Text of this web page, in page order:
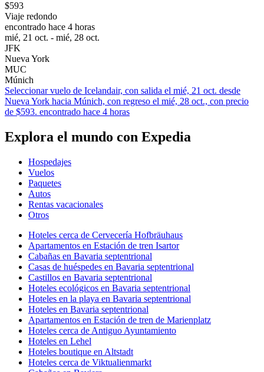
$593
Viaje redondo
encontrado hace 4 horas
mié, 21 oct. - mié, 28 oct.
JFK
Nueva York
MUC
Múnich
Seleccionar vuelo de Icelandair, con salida el mié, 21 oct. desde
Nueva York hacia Múnich, con regreso el mié, 28 oct., con precio
de $593. encontrado hace 4 horas
Explora el mundo con Expedia
Hospedajes
Vuelos
Paquetes
Autos
Rentas vacacionales
Otros
Hoteles cerca de Cervecería Hofbräuhaus
Apartamentos en Estación de tren Isartor
Cabañas en Bavaria septentrional
Casas de huéspedes en Bavaria septentrional
Castillos en Bavaria septentrional
Hoteles ecológicos en Bavaria septentrional
Hoteles en la playa en Bavaria septentrional
Hoteles en Bavaria septentrional
Apartamentos en Estación de tren de Marienplatz
Hoteles cerca de Antiguo Ayuntamiento
Hoteles en Lehel
Hoteles boutique en Altstadt
Hoteles cerca de Viktualienmarkt